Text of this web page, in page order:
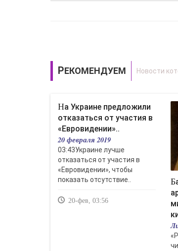
РЕКОМЕНДУЕМ
На Украине предложили
отказаться от участия в
«Евровидении»..
20 февраля 2019
03:43Украине лучше
отказаться от участия в
«Евровидении», чтобы
показать отсутствие..
20-фев, 03:56
Багдадский вор: